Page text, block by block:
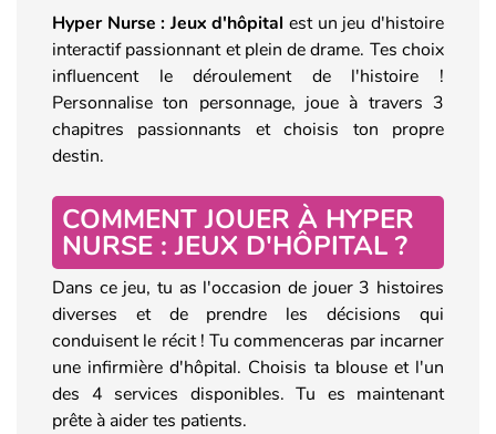
Hyper Nurse : Jeux d'hôpital est un jeu d'histoire
interactif passionnant et plein de drame. Tes choix
influencent le déroulement de l'histoire !
Personnalise ton personnage, joue à travers 3
chapitres passionnants et choisis ton propre
destin.
COMMENT JOUER À HYPER
NURSE : JEUX D'HÔPITAL ?
Dans ce jeu, tu as l'occasion de jouer 3 histoires
diverses et de prendre les décisions qui
conduisent le récit ! Tu commenceras par incarner
une infirmière d'hôpital. Choisis ta blouse et l'un
des 4 services disponibles. Tu es maintenant
prête à aider tes patients.